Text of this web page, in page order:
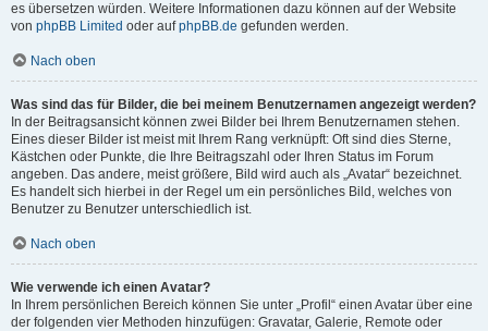
es übersetzen würden. Weitere Informationen dazu können auf der Website
von phpBB Limited oder aufphpBB.de gefunden werden.
Nach oben
Was sind das für Bilder, die bei meinem Benutzernamen angezeigt werden?
In der Beitragsansicht können zwei Bilder bei Ihrem Benutzernamen stehen.
Eines dieser Bilder ist meist mit Ihrem Rang verknüpft: Oft sind dies Sterne,
Kästchen oder Punkte, die Ihre Beitragszahl oder Ihren Status im Forum
angeben. Das andere, meist größere, Bild wird auch als „Avatar“ bezeichnet.
Es handelt sich hierbei in der Regel um ein persönliches Bild, welches von
Benutzer zu Benutzer unterschiedlich ist.
Nach oben
Wie verwende ich einen Avatar?
In Ihrem persönlichen Bereich können Sie unter „Profil“ einen Avatar über eine
der folgenden vier Methoden hinzufügen: Gravatar, Galerie, Remote oder